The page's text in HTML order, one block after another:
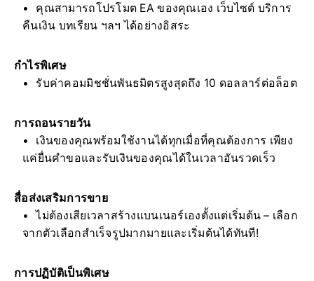
คุณสามารถโปรโมต EA ของคุณเอง เว็บไซต์ บริการ
คืนเงิน บทเรียน ฯลฯ ได้อย่างอิสระ
กำไรพิเศษ
รับค่าคอมมิชชั่นพันธมิตรสูงสุดถึง 10 ดอลลาร์ต่อล็อต
การถอนรายวัน
เงินของคุณพร้อมใช้งานได้ทุกเมื่อที่คุณต้องการ เพียง
แค่ยื่นคำขอและรับเงินของคุณได้ในเวลาอันรวดเร็ว
สื่อส่งเสริมการขาย
ไม่ต้องเสียเวลาสร้างแบนเนอร์เองตั้งแต่เริ่มต้น – เลือก
จากตัวเลือกสำเร็จรูปมากมายและเริ่มต้นได้ทันที!
การปฏิบัติเป็นพิเศษ